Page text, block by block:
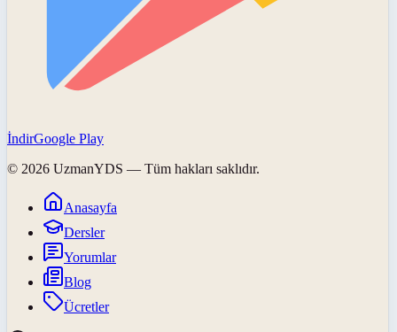
İndirGoogle Play
© 2026 UzmanYDS — Tüm hakları saklıdır.
Anasayfa
Dersler
Yorumlar
Blog
Ücretler